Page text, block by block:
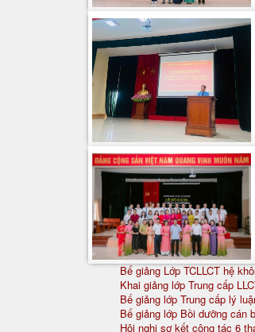
Bế giảng Lớp TCLLCT hệ
Khai giảng lớp Trung cấp
Bế giảng lớp Trung cấp lý
Bế giảng lớp Bồi dưỡng cán
Hội nghị sơ kết công tác 6